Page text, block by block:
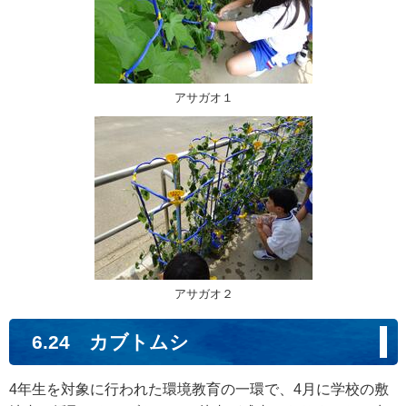
アサガオ１
アサガオ２
6.24 カブトムシ
4年生を対象に行われた環境教育の一環で、4月に学校の敷